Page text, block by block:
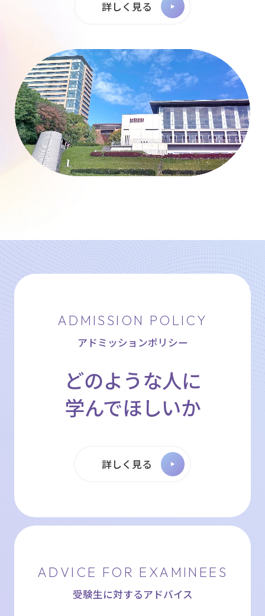
詳しく見る
ADMISSION POLICY
アドミッションポリシー
どのような人に
学んでほしいか
詳しく見る
ADVICE FOR EXAMINEES
受験生に対するアドバイス